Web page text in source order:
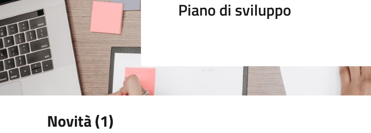
Piano di sviluppo
Novità (1)